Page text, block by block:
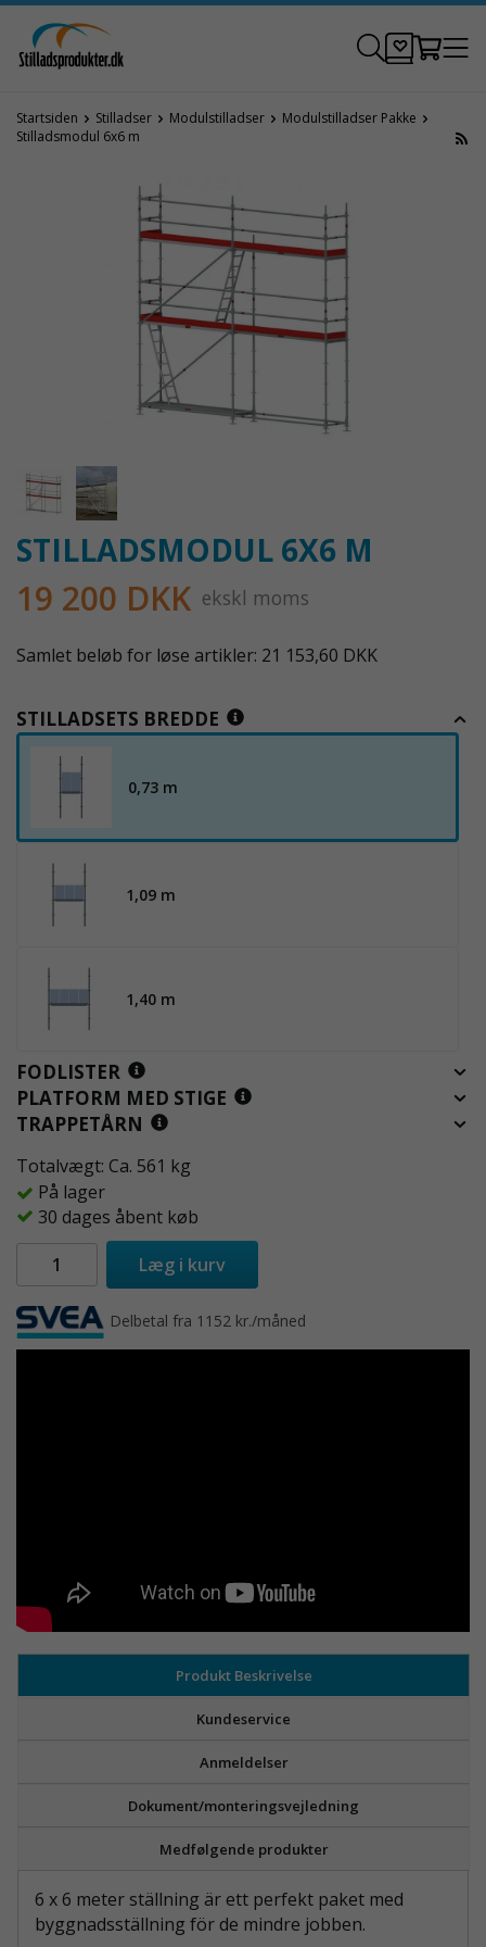
Startsiden Stilladser Modulstilladser
Modulstilladser Pakke
Stilladsmodul 6x6 m
STILLADSMODUL 6X6 M
19 200 DKK ekskl moms
Samlet beløb for løse artikler: 21 153,60 DKK
STILLADSETS BREDDE
0,73 m
1,09 m
1,40 m
FODLISTER
PLATFORM MED STIGE
TRAPPETÅRN
Totalvægt: Ca. 561 kg
På lager
30 dages åbent køb
Læg i kurv
Delbetal fra 1152 kr./måned
Produkt Beskrivelse
Kundeservice
Anmeldelser
Dokument/monteringsvejledning
Medfølgende produkter
6 x 6 meter ställning är ett perfekt paket med
byggnadsställning för de mindre jobben.